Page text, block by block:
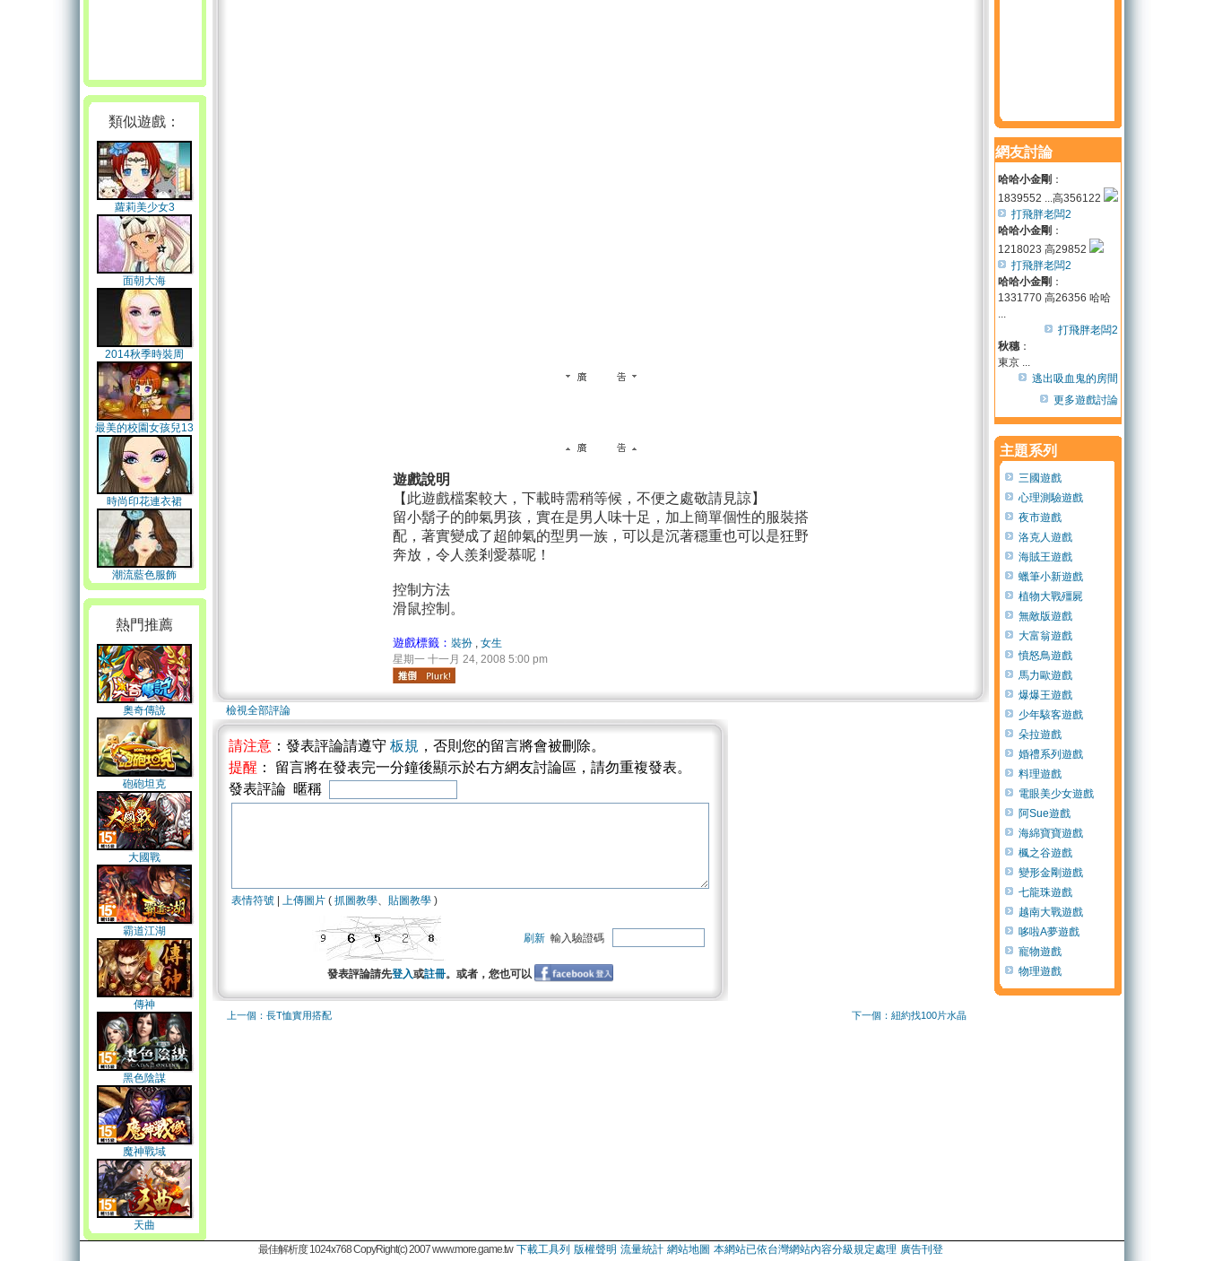
類似遊戲：
蘿莉美少女3
面朝大海
2014秋季時裝周
最美的校園女孩兒13
時尚印花連衣裙
潮流藍色服飾
熱門推薦
奧奇傳說
砲砲坦克
大國戰
霸道江湖
傳神
黑色陰謀
魔神戰域
天曲
遊戲說明
【此遊戲檔案較大，下載時需稍等候，不便之處敬請見諒】
留小鬍子的帥氣男孩，實在是男人味十足，加上簡單個性的服裝搭
配，著實變成了超帥氣的型男一族，可以是沉著穩重也可以是狂野
奔放，令人羨剎愛慕呢！
控制方法
滑鼠控制。
遊戲標籤： 裝扮 , 女生
星期一 十一月 24, 2008 5:00 pm
檢視全部評論
請注意 ：發表評論請遵守 板規 ，否則您的留言將會被刪除。
提醒 ： 留言將在發表完一分鐘後顯示於右方網友討論區，請勿重複發表。
發表評論 暱稱
表情符號 上傳圖片 ( 抓圖教學、 貼圖教學 )
刷新 輸入驗證碼
發表評論請先登入或註冊。或者，您也可以
上一個：長T恤實用搭配 下一個：紐約找100片水晶
網友討論
哈哈小金剛 ：
1839552 ...高356122
打飛胖老闆2
哈哈小金剛 ：
1218023 高29852
打飛胖老闆2
哈哈小金剛 ：
1331770 高26356 哈哈
...
打飛胖老闆2
秋穗：
東京 ...
逃出吸血鬼的房間
更多遊戲討論
主題系列
三國遊戲
心理測驗遊戲
夜市遊戲
洛克人遊戲
海賊王遊戲
蠟筆小新遊戲
植物大戰殭屍
無敵版遊戲
大富翁遊戲
憤怒鳥遊戲
馬力歐遊戲
爆爆王遊戲
少年駭客遊戲
朵拉遊戲
婚禮系列遊戲
料理遊戲
電眼美少女遊戲
阿Sue遊戲
海綿寶寶遊戲
楓之谷遊戲
變形金剛遊戲
七龍珠遊戲
越南大戰遊戲
哆啦A夢遊戲
寵物遊戲
物理遊戲
最佳解析度 1024x768 CopyRight(c) 2007 www.more.game.tw 下載工具列 版權聲明 流量統計 網站地圖 本網站已依台灣網站內容分級規定處理 廣告刊登